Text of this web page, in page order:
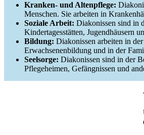
Kranken- und Altenpflege:
Menschen. Sie arbeiten in
Soziale Arbeit: Diakonissen sind in
Kindertagesstätten, Jugendhäusern
Bildung: Diakonissen arbeiten in
Erwachsenenbildung und in der
Seelsorge: Diakonissen sind in der
Pflegeheimen, Gefängnissen und